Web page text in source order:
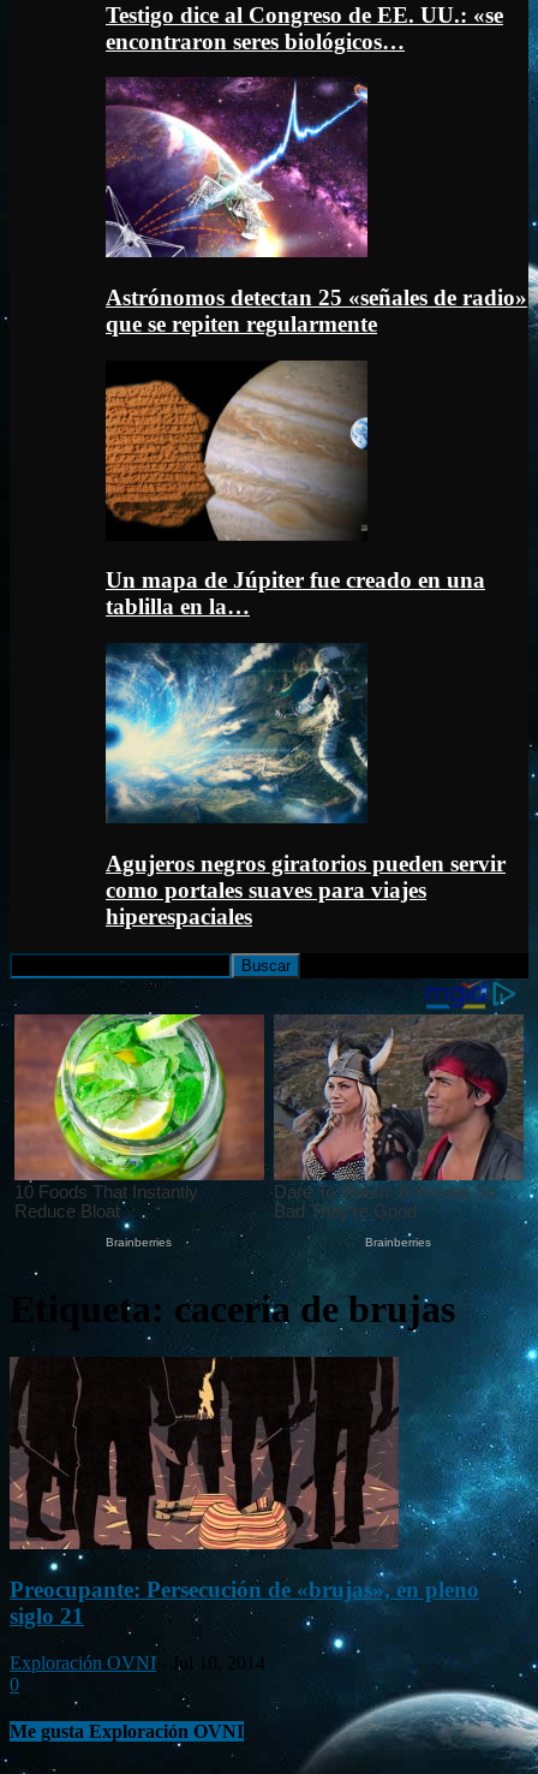
Testigo dice al Congreso de EE. UU.: «se
encontraron seres biológicos…
Astrónomos detectan 25 «señales de radio»
que se repiten regularmente
Un mapa de Júpiter fue creado en una
tablilla en la…
Agujeros negros giratorios pueden servir
como portales suaves para viajes
hiperespaciales
Etiqueta: caceria de brujas
Preocupante: Persecución de «brujas», en pleno
siglo 21
Exploración OVNI -
Jul 10, 2014
0
Me gusta Exploración OVNI